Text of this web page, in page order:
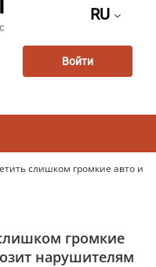
RU
Войти
слишком громкие авто и
громкие
нарушителям